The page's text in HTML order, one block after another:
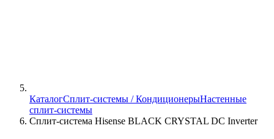
КаталогСплит-системы / КондиционерыНастенные
сплит-системы
Сплит-система Hisense BLACK CRYSTAL DC Inverter